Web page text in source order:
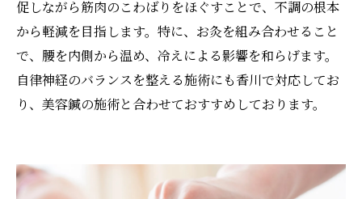
促しながら筋肉のこわばりをほぐすことで、不調の根本
から軽減を目指します。特に、お灸を組み合わせること
で、腰を内側から温め、冷えによる影響を和らげます。
自律神経のバランスを整える施術にも香川で対応してお
り、美容鍼の施術と合わせておすすめしております。